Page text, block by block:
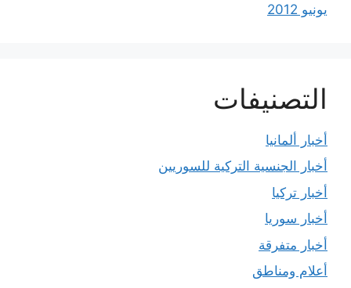
يونيو 2012
التصنيفات
أخبار ألمانيا
أخبار الجنسية التركية للسوريين
أخبار تركيا
أخبار سوريا
أخبار متفرقة
أعلام ومناطق